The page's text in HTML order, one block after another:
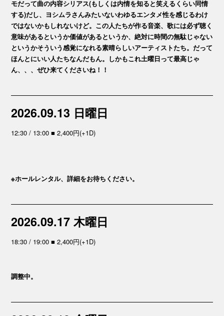
モだって曲の内容シリアス(もしくは内情を知ると笑えるくらい同情
する)だし、ヨシムラさんみたいないわゆるエンタメ性を感じるわけ
ではないかもしれないけど。この人たちが作る音楽、歌には必ず聴く
意味があるというか価値があるというか、絶対に時間の無駄じゃない
というかそういう感覚になれる素晴らしいアーティストたち。だって
ほんとにいい人たちなんだもん。しかもこれ土曜日って最高じゃ
ん、、、ぜひ来てくださいね！！
2026.09.13 日曜日
12:30 / 13:00 ■ 2,400円(+1D)
※ホールレンタル、詳細をお待ちください。
2026.09.17 木曜日
18:30 / 19:00 ■ 2,400円(+1D)
調整中。